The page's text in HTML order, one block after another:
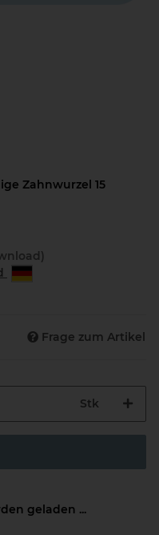
Zahnwurzel 15
Frage zum Artikel
Stk
geladen ...